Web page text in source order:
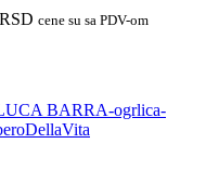
RSD cene su sa PDV-om